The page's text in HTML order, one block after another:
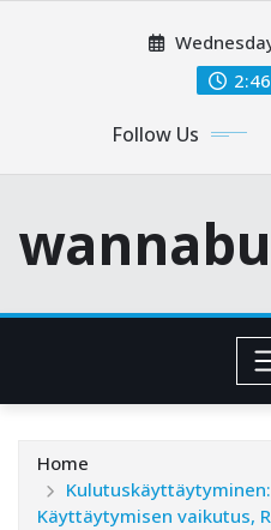
Follow Us
Home
Käyttäytymisen vaikutus,